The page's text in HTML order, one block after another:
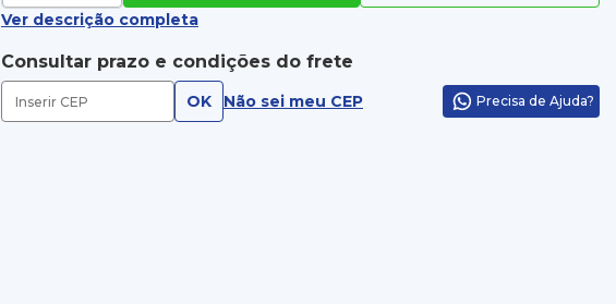
Ver descrição completa
Consultar prazo e condições do frete
OK Não sei meu CEP Precisa de Ajuda?